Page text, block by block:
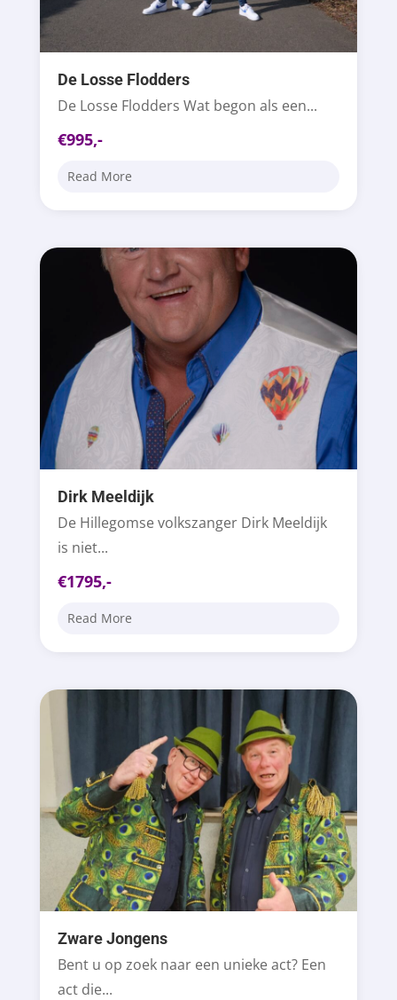
De Losse Flodders
De Losse Flodders Wat begon als een...
€995,-
Read More
Dirk Meeldijk
De Hillegomse volkszanger Dirk Meeldijk
is niet...
€1795,-
Read More
Zware Jongens
Bent u op zoek naar een unieke act? Een
act die...